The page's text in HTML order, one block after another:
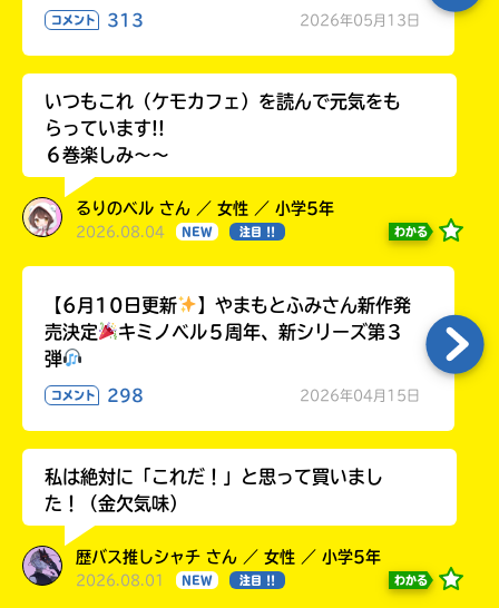
コメント 313 2026年05月13日
いつもこれ（ケモカフェ）を読んで元気をも
らっています!!
６巻楽しみ～～
るりのベル さん ／ 女性 ／ 小学5年
2026.08.04 NEW 注目 !! わかる
【6月10日更新
】やまもとふみさん新作発
売決定
キミノベル５周年、新シリーズ第３
弾
コメント 298 2026年04月15日
私は絶対に「これだ！」と思って買いまし
た！（金欠気味）
歴バス推しシャチ さん ／ 女性 ／ 小学5年
2026.08.01 NEW 注目 !! わかる